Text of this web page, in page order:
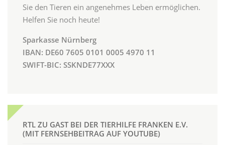
Sie den Tieren ein angenehmes Leben ermöglichen.
Helfen Sie noch heute!
Sparkasse Nürnberg
IBAN: DE60 7605 0101 0005 4970 11
SWIFT-BIC: SSKNDE77XXX
RTL ZU GAST BEI DER TIERHILFE FRANKEN E.V.
(MIT FERNSEHBEITRAG AUF YOUTUBE)